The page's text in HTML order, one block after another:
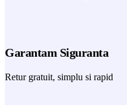
Garantam Siguranta
Retur gratuit, simplu si rapid